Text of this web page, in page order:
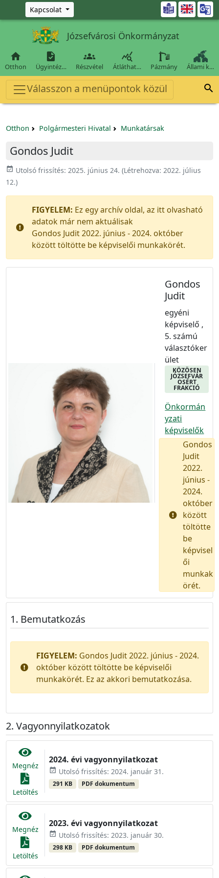
Ugrás a fő tartalomra
Kapcsolat 
Józsefvárosi Önkormányzat

Otthon

Ügyintéz…

Részvétel

Átláthat… Pázmány Állami k…
Válasszon a menüpontok közül 
Otthon Polgármesteri Hivatal Munkatársak
Gondos Judit
event_available Utolsó frissítés: 2025. június 24. (Létrehozva: 2022. július
12.)
FIGYELEM: Ez egy archív oldal, az itt olvasható
adatok már nem aktuálisak
Gondos Judit 2022. június - 2024. október
között töltötte be képviselői munkakörét.
Gondos
Judit
egyéni
képviselő ,
5. számú
választóker
ület
KÖZÖSEN
JÓZSEFVÁR
OSÉRT
FRAKCIÓ
Önkormán
yzati
képviselők
Gondos
Judit
2022.
június -
2024.
október
között
töltötte
be
képvisel
ői
munkak
örét.
Bemutatkozás
FIGYELEM: Gondos Judit 2022. június - 2024.
október között töltötte be képviselői
munkakörét. Ez az akkori bemutatkozása.
Vagyonnyilatkozatok
Megnéz
Letöltés
2024. évi vagyonnyilatkozat
event_available Utolsó frissítés: 2024. január 31.
291 KB PDF dokumentum
Megnéz
Letöltés
2023. évi vagyonnyilatkozat
event_available Utolsó frissítés: 2023. január 30.
298 KB PDF dokumentum